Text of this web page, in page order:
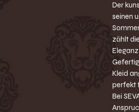
Der
seinen
zählt
Kleid
perfekt
Bei